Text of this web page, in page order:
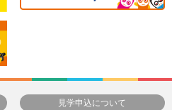
見学申込について